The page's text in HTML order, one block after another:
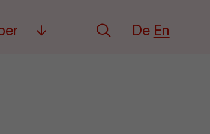
Mehr SearchDeutsch
De English
En